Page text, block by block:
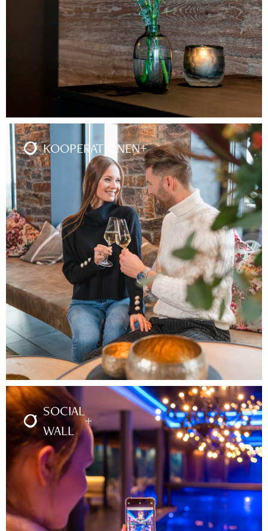
KOOPERATIONEN
SOCIAL
WALL